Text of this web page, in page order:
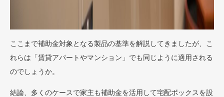
ここまで補助金対象となる製品の基準を解説してきましたが、こ
れらは「賃貸アパートやマンション」でも同じように適用される
のでしょうか。
結論、多くのケースで家主も補助金を活用して宅配ボックスを設